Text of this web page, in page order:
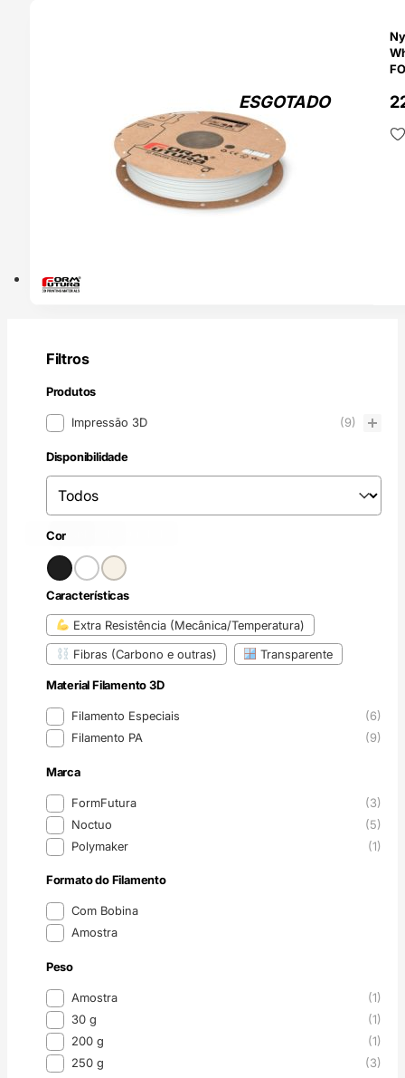
ESGOTADO
Filtros
Produtos
ProdutosImpressão 3D (9)
Disponibilidade
Disponibilidade
Disponibilidade
Cor
Cor
PretoBranco
Incolor / Natural
Características
Características
Extra Resistência (Mecânica/Temperatura)
Fibras (Carbono e outras)
Transparente
Material Filamento 3D
Material Filamento 3D
Filamento Especiais
(6)
Filamento PA
(9)
Marca
MarcaFormFutura
(3)
Noctuo
(5)
Polymaker
(1)
Formato do Filamento
Formato do Filamento
Com Bobina
Amostra
Peso
Peso Amostra
(1)
30 g
(1)
200 g
(1)
250 g
(3)